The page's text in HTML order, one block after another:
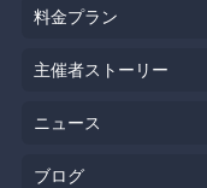
料金プラン
主催者ストーリー
ニュース
ブログ